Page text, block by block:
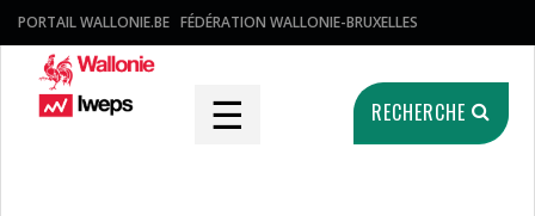
PORTAIL WALLONIE.BE FÉDÉRATION WALLONIE-BRUXELLES
☰ RECHERCHE